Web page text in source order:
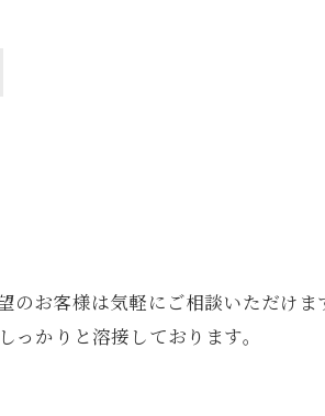
のお客様は気軽にご相談いただけ
かりと溶接しております。